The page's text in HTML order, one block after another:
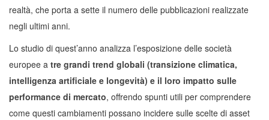
realtà, che porta a sette il numero delle pubblicazioni realizzate
negli ultimi anni.
Lo studio di quest’anno analizza l’esposizione delle società
europee a tre grandi trend globali (transizione climatica,
intelligenza artificiale e longevità) e il loro impatto sulle
performance di mercato, offrendo spunti utili per comprendere
come questi cambiamenti possano incidere sulle scelte di asset